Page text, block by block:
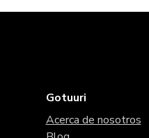
Gotuuri
Acerca de nosotros